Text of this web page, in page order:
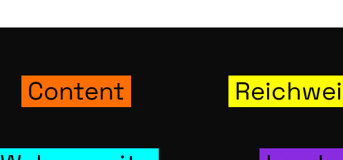
Con­tent
RSS